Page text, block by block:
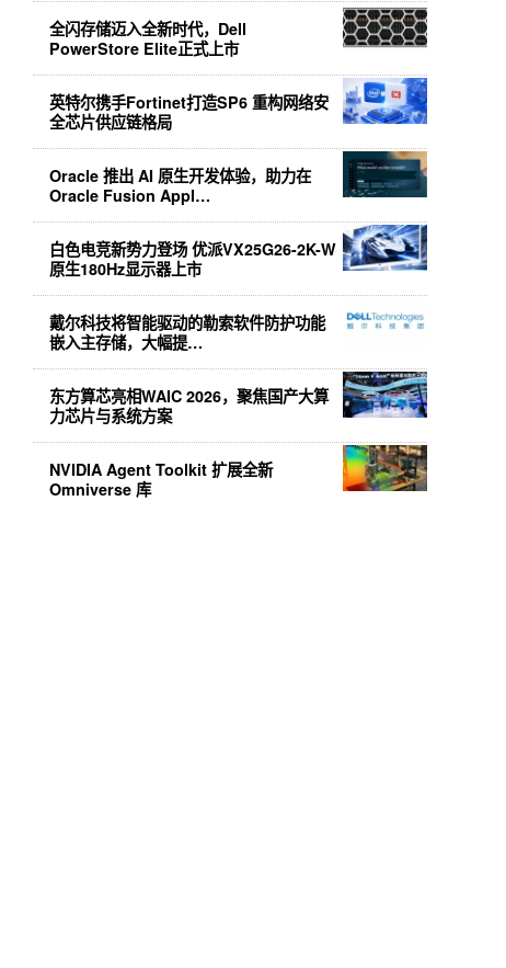
全闪存储迈入全新时代，Dell
PowerStore Elite正式上市
英特尔携手Fortinet打造SP6 重构网络安
全芯片供应链格局
Oracle 推出 AI 原生开发体验，助力在
Oracle Fusion Appl…
白色电竞新势力登场 优派VX25G26-2K-W
原生180Hz显示器上市
戴尔科技将智能驱动的勒索软件防护功能
嵌入主存储，大幅提…
东方算芯亮相WAIC 2026，聚焦国产大算
力芯片与系统方案
NVIDIA Agent Toolkit 扩展全新
Omniverse 库